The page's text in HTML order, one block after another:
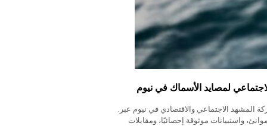
لمصايد الأسماك في نيوم
واستبيانات موثوقة إحصائيًا، ومقابلات